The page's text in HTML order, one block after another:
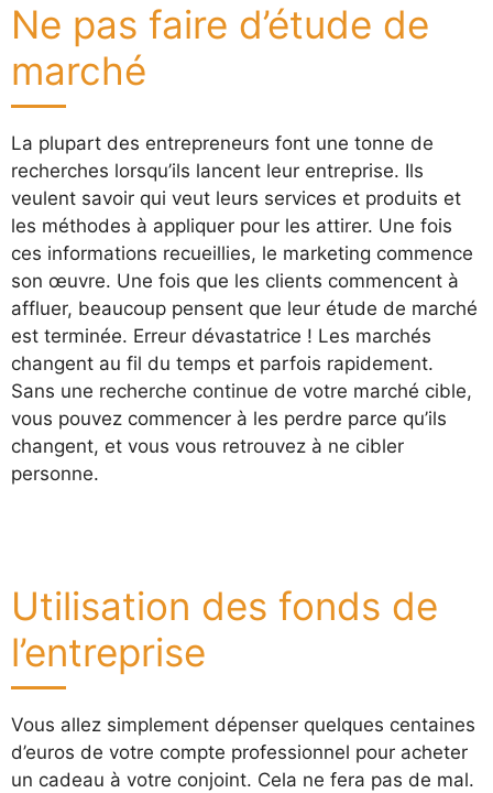
Ne pas faire d’étude de
marché
La plupart des entrepreneurs font une tonne de
recherches lorsqu’ils lancent leur entreprise. Ils
veulent savoir qui veut leurs services et produits et
les méthodes à appliquer pour les attirer. Une fois
ces informations recueillies, le marketing commence
son œuvre. Une fois que les clients commencent à
affluer, beaucoup pensent que leur étude de marché
est terminée. Erreur dévastatrice ! Les marchés
changent au fil du temps et parfois rapidement.
Sans une recherche continue de votre marché cible,
vous pouvez commencer à les perdre parce qu’ils
changent, et vous vous retrouvez à ne cibler
personne.
Utilisation des fonds de
l’entreprise
Vous allez simplement dépenser quelques centaines
d’euros de votre compte professionnel pour acheter
un cadeau à votre conjoint. Cela ne fera pas de mal.